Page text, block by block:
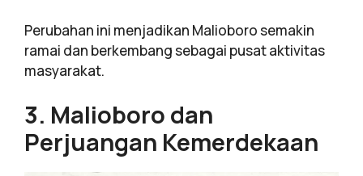
Perubahan ini menjadikan Malioboro semakin
ramai dan berkembang sebagai pusat aktivitas
masyarakat.
3. Malioboro dan
Perjuangan Kemerdekaan